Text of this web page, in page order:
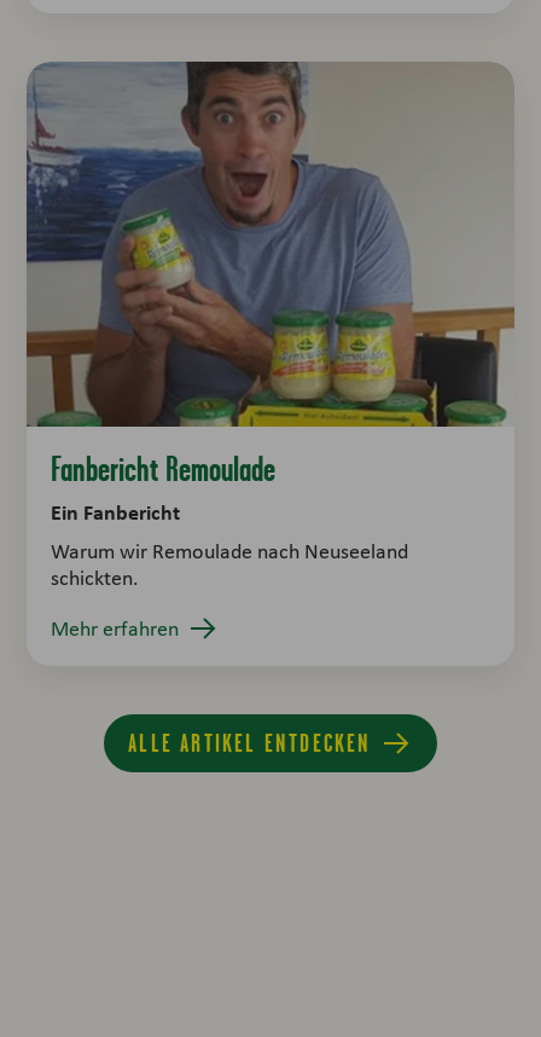
Fanbericht Remoulade
Ein Fanbericht
Warum wir Remoulade nach Neuseeland
schickten.
Mehr erfahren
ALLE ARTIKEL ENTDECKEN